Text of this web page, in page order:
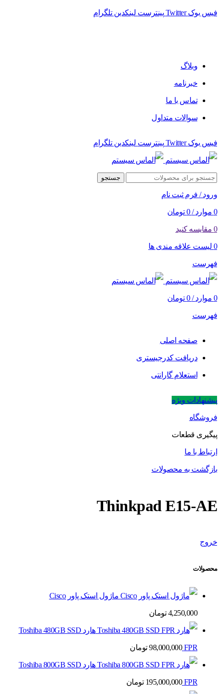
فیس بوک Twitter پینترست لینکدین تلگرام
وبلاگ
خبرنامه
تماس با ما
سوالات متداول
فیس بوک Twitter پینترست لینکدین تلگرام
جستجو
ورود / فرم ثبت نام
0 موارد /
0 تومان
0 مقایسه کنید
0 لیست علاقه مندی ها
فهرست
0 موارد /
0 تومان
فهرست
صفحه اصلی
دریافت کدرجیستری
استعلام گارانتی
پیشنهادات ویژه
فروشگاه
پیگیری قطعات
ارتباط با ما
بازگشت به محصولات
Thinkpad E15-AE
خروج
محصولات
ماژول استک پاور Cisco
4,250,000 تومان
هارد Toshiba 480GB SSD
FPR
98,000,000 تومان
هارد Toshiba 800GB SSD
FPR
195,000,000 تومان